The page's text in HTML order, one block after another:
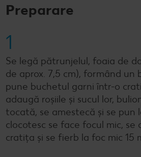
Preparare
1
Se legă pătrunjelul, foaia de
de aprox. 7,5 cm), formând un
pune buchetul garni într-o
adaugă roșiile și sucul lor,
tocată, se amestecă și se pun
clocotesc se face focul mic, se
cratița și se fierb la foc mic 15